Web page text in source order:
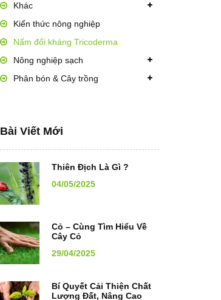
Khác
Kiến thức nông nghiệp
Nấm đối kháng Tricoderma
Nông nghiệp sạch
Phân bón & Cây trồng
Bài Viết Mới
Thiên Địch Là Gì ?
04/05/2025
Cỏ – Cùng Tìm Hiểu Về
Cây Cỏ
29/04/2025
Bí Quyết Cải Thiện Chất
Lượng Đất, Nâng Cao